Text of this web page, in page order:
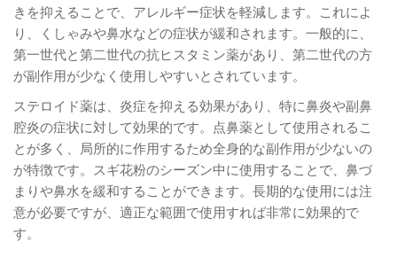
きを抑えることで、アレルギー症状を軽減します。これによ
り、くしゃみや鼻水などの症状が緩和されます。一般的に、
第一世代と第二世代の抗ヒスタミン薬があり、第二世代の方
が副作用が少なく使用しやすいとされています。
ステロイド薬は、炎症を抑える効果があり、特に鼻炎や副鼻
腔炎の症状に対して効果的です。点鼻薬として使用されるこ
とが多く、局所的に作用するため全身的な副作用が少ないの
が特徴です。スギ花粉のシーズン中に使用することで、鼻づ
まりや鼻水を緩和することができます。長期的な使用には注
意が必要ですが、適正な範囲で使用すれば非常に効果的で
す。